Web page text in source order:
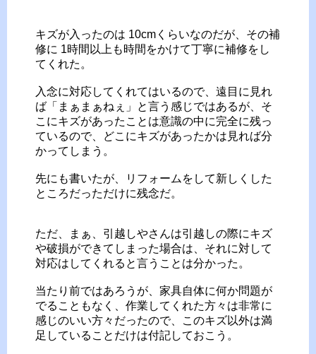
キズが入ったのは 10cmくらいなのだが、その補
修に 1時間以上も時間をかけて丁寧に補修をし
てくれた。
入念に対応してくれてはいるので、遠目に見れ
ば「まぁまぁねぇ」と言う感じではあるが、そ
こにキズがあったことは意識の中に完全に残っ
ているので、どこにキズがあったかは見れば分
かってしまう。
先にも書いたが、リフォームをして新しくした
ところだっただけに残念だ。
ただ、まぁ、引越しやさんは引越しの際にキズ
や破損ができてしまった場合は、それに対して
対応はしてくれると言うことは分かった。
当たり前ではあろうが、家具自体に何か問題が
でることもなく、作業してくれた方々は非常に
感じのいい方々だったので、このキズ以外は満
足していることだけは付記しておこう。